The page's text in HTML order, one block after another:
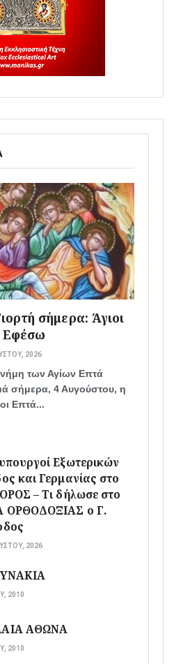
σήμερα: Άγιοι
Εφέσω
2026
των Αγίων Επτά
σήμερα, 4 Αυγούστου, η
Επτά...
Εξωτερικών
και Γερμανίας στο
– Τι δήλωσε στο
ο Γ.
2026
2010
ΑΘΩΝΑ
2010